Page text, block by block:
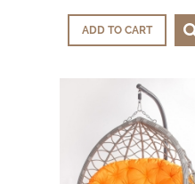
ADD TO CART